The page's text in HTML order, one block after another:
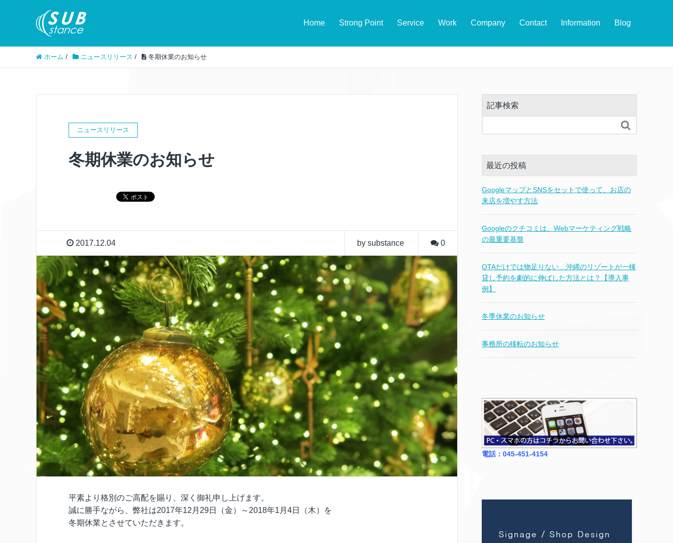
Home Strong Point Service Work Company Contact Information Blog
ホーム / ニュースリリース / 冬期休業のお知らせ
ニュースリリース
冬期休業のお知らせ
2017.12.04 by substance 0
平素より格別のご高配を賜り、深く御礼申し上げます。
誠に勝手ながら、弊社は2017年12月29日（金）～2018年1月4日（木）を
冬期休業とさせていただきます。
記事検索

最近の投稿
GoogleマップとSNSをセットで使って、お店の
来店を増やす方法
Googleのクチコミは、Webマーケティング戦略
の最重要基盤
OTAだけでは物足りない…沖縄のリゾートが一棟
貸し予約を劇的に伸ばした方法とは？【導入事
例】
冬季休業のお知らせ
事務所の移転のお知らせ
電話：045-451-4154